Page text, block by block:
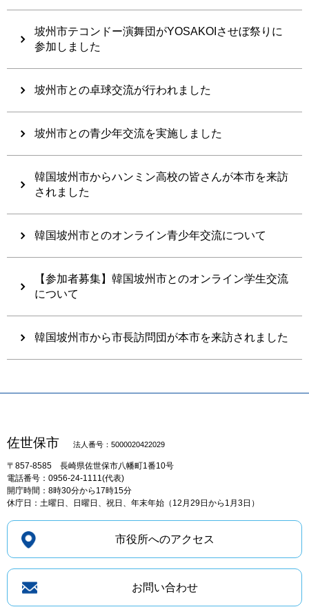
坡州市テコンドー演舞団がYOSAKOIさせぼ祭りに
参加しました
坡州市との卓球交流が行われました
坡州市との青少年交流を実施しました
韓国坡州市からハンミン高校の皆さんが本市を来訪
されました
韓国坡州市とのオンライン青少年交流について
【参加者募集】韓国坡州市とのオンライン学生交流
について
韓国坡州市から市長訪問団が本市を来訪されました
佐世保市 法人番号：5000020422029
〒857-8585 長崎県佐世保市八幡町1番10号
電話番号：0956-24-1111(代表)
開庁時間：8時30分から17時15分
休庁日：土曜日、日曜日、祝日、年末年始（12月29日から1月3日）
市役所へのアクセス
お問い合わせ